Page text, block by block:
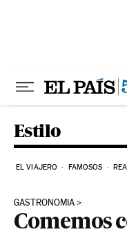
Estilo
EL VIAJERO FAMOSOS
GASTRONOMIA
Comemos